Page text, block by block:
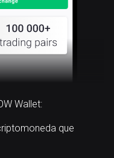
Wallet:
que